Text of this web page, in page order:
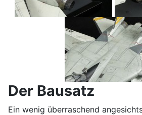
Der Bausatz
Ein wenig überraschend